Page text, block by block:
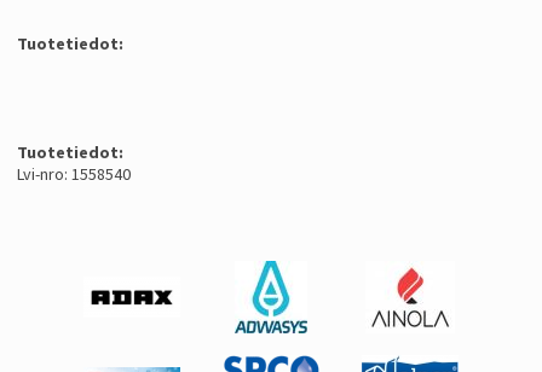
Tuotetiedot:
Tuotetiedot:
Lvi-nro: 1558540